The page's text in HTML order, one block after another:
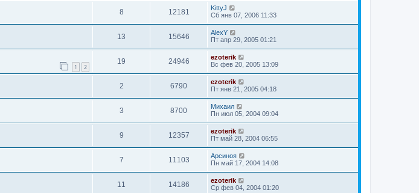
8 12181
KittyJ
Сб янв 07, 2006 11:33
13 15646
AlexY
Пт апр 29, 2005 01:21
1 2
19 24946
ezoterik
Вс фев 20, 2005 13:09
2 6790
ezoterik
Пт янв 21, 2005 04:18
3 8700
Михаил
Пн июл 05, 2004 09:04
9 12357
ezoterik
Пт май 28, 2004 06:55
7 11103
Арсиноя
Пн май 17, 2004 14:08
11 14186
ezoterik
Ср фев 04, 2004 01:20